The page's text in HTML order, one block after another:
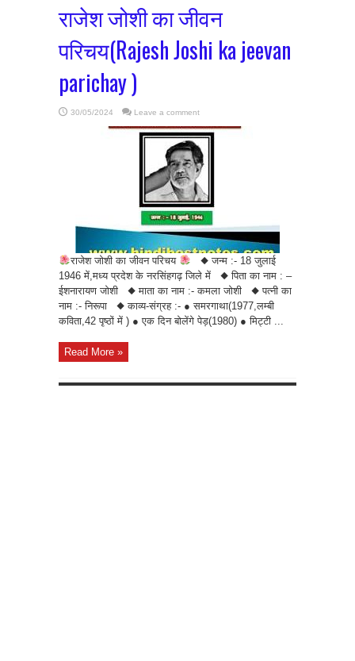
राजेश जोशी का जीवन
परिचय(Rajesh Joshi ka jeevan
parichay )
30/05/2024 Leave a comment
राजेश जोशी का जीवन परिचय
◆ जन्म :- 18 जुलाई
1946 में,मध्य प्रदेश के नरसिंहगढ़ जिले में ◆ पिता का नाम : –
ईशनारायण जोशी ◆ माता का नाम :- कमला जोशी ◆ पत्नी का
नाम :- निरूपा ◆ काव्य-संग्रह :- ● समरगाथा(1977,लम्बी
कविता,42 पृष्ठों में ) ● एक दिन बोलेंगे पेड़(1980) ● मिट्टी ...
Read More »